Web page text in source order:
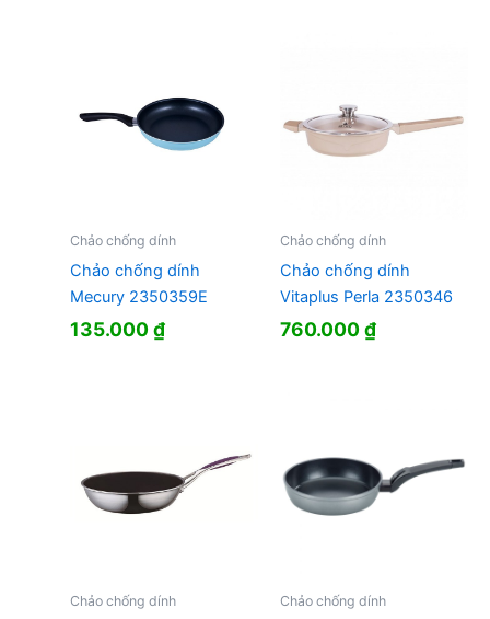
Chảo chống dính
Chảo chống dính
Mecury 2350359E
135.000₫
Chảo chống dính
Chảo chống dính
Vitaplus Perla 2350346
760.000₫
Chảo chống dính Chảo chống dính